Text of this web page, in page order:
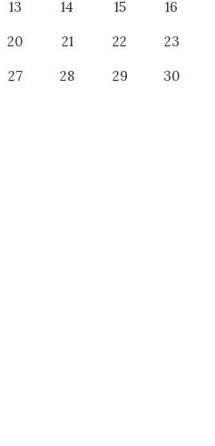
13 14 15
16
20 21 22
23
27 28 29
30